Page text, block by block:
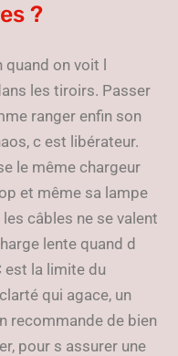
?
on voit l
les tiroirs. Passer
ranger enfin son
c est libérateur.
le même chargeur
et même sa lampe
câbles ne se valent
lente quand d
est la limite du
qui agace, un
recommande de bien
pour s assurer une